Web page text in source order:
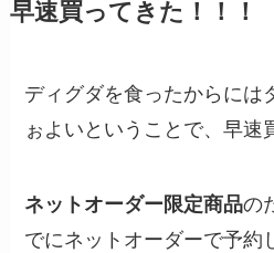
早速買ってきた！！！
ディグダを食ったからには
ぉよいということで、早速
ネットオーダー限定商品の
でにネットオーダーで予約